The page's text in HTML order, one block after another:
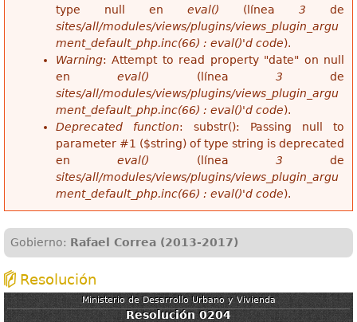
type null en eval() (línea 3 de
sites/all/modules/views/plugins/views_plugin_argu
ment_default_php.inc(66) : eval()'d code).
Warning: Attempt to read property "date" on null
eneval() (línea 3 de
sites/all/modules/views/plugins/views_plugin_argu
ment_default_php.inc(66) : eval()'d code).
Deprecated function: substr(): Passing null to
parameter #1 ($string) of type string is deprecated
eneval() (línea 3 de
sites/all/modules/views/plugins/views_plugin_argu
ment_default_php.inc(66) : eval()'d code).
Gobierno: Rafael Correa (2013-2017)
Resolución
Ministerio de Desarrollo Urbano y Vivienda
Resolución 0204